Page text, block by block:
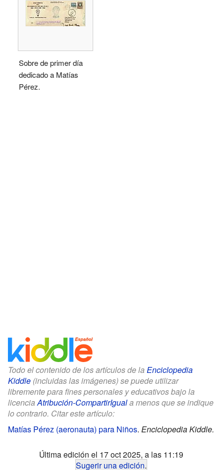
Sobre de primer día
dedicado a Matías
Pérez.
Todo el contenido de los artículos de la Enciclopedia
Kiddle (incluidas las imágenes) se puede utilizar
libremente para fines personales y educativos bajo la
licenciaAtribución-CompartirIguala menos que se indique
lo contrario. Citar este artículo:
Matías Pérez (aeronauta) para Niños. Enciclopedia Kiddle.
Última edición el 17 oct 2025, a las 11:19
Sugerir una edición.